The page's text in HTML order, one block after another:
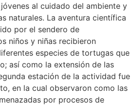
al cuidado del ambiente y
naturales. La aventura científica
por el sendero de
niños y niñas recibieron
especies de tortugas que
así como la extensión de las
estación de la actividad fue
en la cual observaron como las
por procesos de